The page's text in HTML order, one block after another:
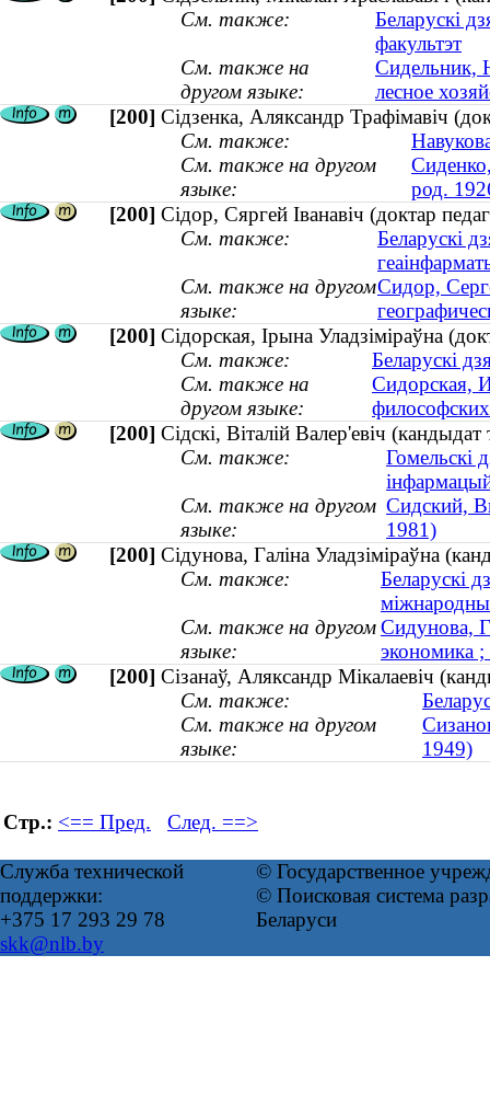
См. также:
Беларускі
факультэт
См. также на
другом языке:
Сидельник,
лесное
[200] Сідзенка, Аляксандр Трафімавіч
См. также:
См. также на другом
языке:
род.
[200] Сідор, Сяргей Іванавіч (доктар
См. также:
Беларускі
См. также на другом
языке:
Сидор,
[200] Сідорская, Ірына Уладзіміраўна
См. также:
Беларускі
См. также на
другом языке:
Сидорская,
[200] Сідскі, Віталій Валер'евіч
См. также:
Гомельскі
См. также на другом
языке:
Сидский,
1981)
[200] Сідунова, Галіна Уладзіміраўна
См. также:
Беларускі
См. также на другом
языке:
Сидунова,
экономика
[200] Сізанаў, Аляксандр Мікалаевіч
См. также:
См. также на другом
языке:
1949)
Стр.: <== Пред. След. ==>
Служба технической
поддержки:
+375 17 293 29 78
skk@nlb.by
© Государственное
© Поисковая система
Беларуси